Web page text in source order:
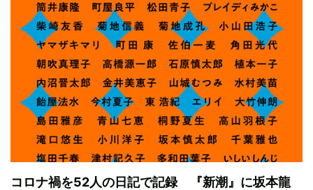
コロナ禍を52人の日記で記録 『新潮』に坂本龍